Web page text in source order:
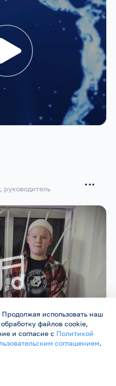
руководитель
...
использовать наш
файлов cookie,
и согласие с Политикой
соглашением.